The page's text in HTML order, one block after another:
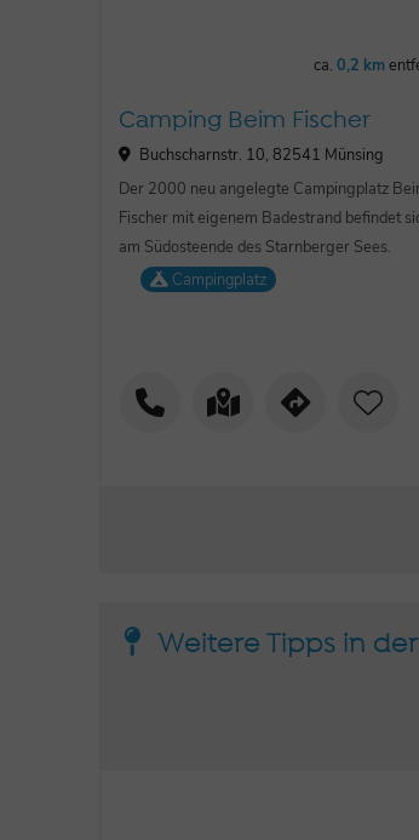
ca.0,2 km
Camping Beim Fischer
Buchscharnstr. 10, 82541 Münsing
Der 2000 neu angelegte Campingplatz
Fischer mit eigenem Badestrand befindet
am Südosteende des Starnberger Sees.
Campingplatz
Weitere Tipps in